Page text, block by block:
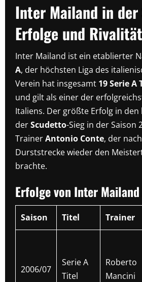
Inter Mailand in der
Erfolge und
Inter Mailand ist ein etablierter
A, der höchsten Liga des
Verein hat insgesamt 19 Serie A
und gilt als einer der
Italiens. Der größte Erfolg in den
derScudetto-Sieg in der Saison
TrainerAntonio Conte, der
Durststrecke wieder den
brachte.
Erfolge von Inter
Saison Titel Trainer
2006/07
Serie A
Titel
Roberto
Mancini